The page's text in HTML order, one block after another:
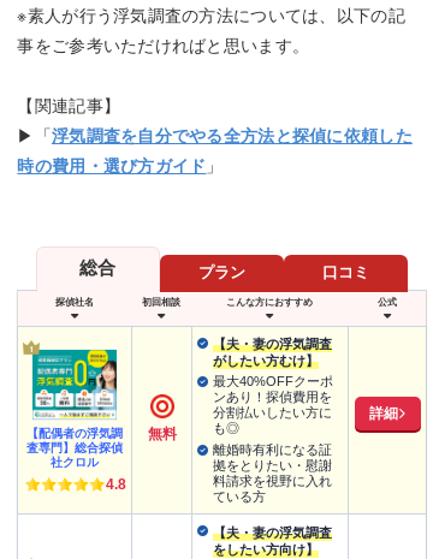
※素人が行う浮気調査の方法については、以下の記
事をご参考いただければと思います。
【関連記事】
▶「浮気調査を自分でやる全方法と探偵に依頼した
時の費用・選び方ガイド 」
総合 プラン 口コミ
探偵社名 初回相談 こんな方におすすめ 公式
【配偶者の浮気調
査専門】総合探偵
社クロル
4.8
無料
【夫・妻の浮気調査
がしたい方むけ】
最大40%OFFクーポ
ンあり！探偵費用を
分割払いしたい方に
も◎
離婚時有利になる証
拠をとりたい・慰謝
料請求を視野に入れ
ている方
詳細
【夫・妻の浮気調査
をしたい方向け】